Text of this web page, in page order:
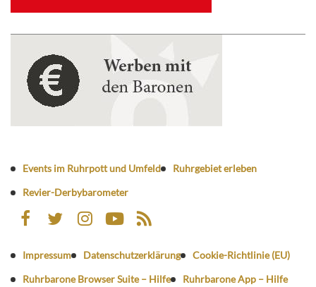
Events im Ruhrpott und Umfeld
Ruhrgebiet erleben
Revier-Derbybarometer
Impressum Datenschutzerklärung
Cookie-Richtlinie (EU)
Ruhrbarone Browser Suite – Hilfe
Ruhrbarone App – Hilfe